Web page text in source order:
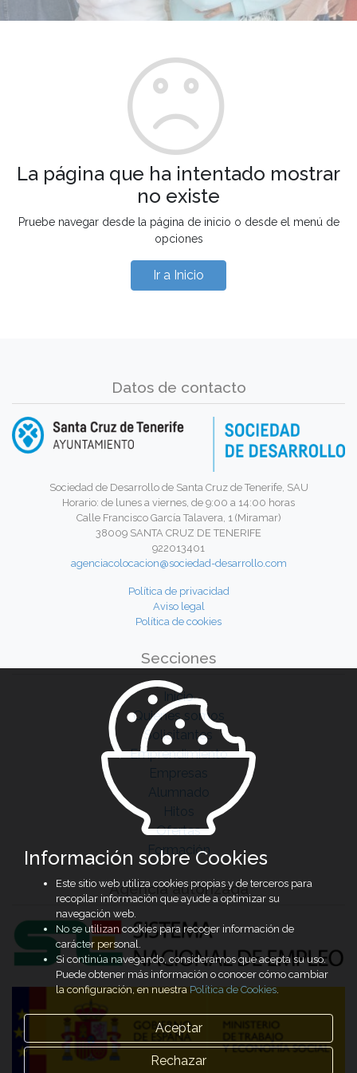
La página que ha intentado mostrar
no existe
Pruebe navegar desde la página de inicio o desde el menú de
opciones
Ir a Inicio
Datos de contacto
Sociedad de Desarrollo de Santa Cruz de Tenerife, SAU
Horario: de lunes a viernes, de 9:00 a 14:00 horas
Calle Francisco García Talavera, 1 (Miramar)
38009 SANTA CRUZ DE TENERIFE
922013401
agenciacolocacion@sociedad-desarrollo.com
Política de privacidad
Aviso legal
Política de cookies
Secciones
Inicio
Quiénes somos
Solicitantes
Emprendimiento
Empresas
Alumnado
Hitos
Ofertas
Formación
Agencia autorizada
Información sobre Cookies
Este sitio web utiliza cookies propias y de terceros para
recopilar información que ayude a optimizar su
navegación web.
No se utilizan cookies para recoger información de
carácter personal.
Si continúa navegando, consideramos que acepta su uso.
Puede obtener más información o conocer cómo cambiar
la configuración, en nuestraPolítica de Cookies.
Aceptar
Rechazar